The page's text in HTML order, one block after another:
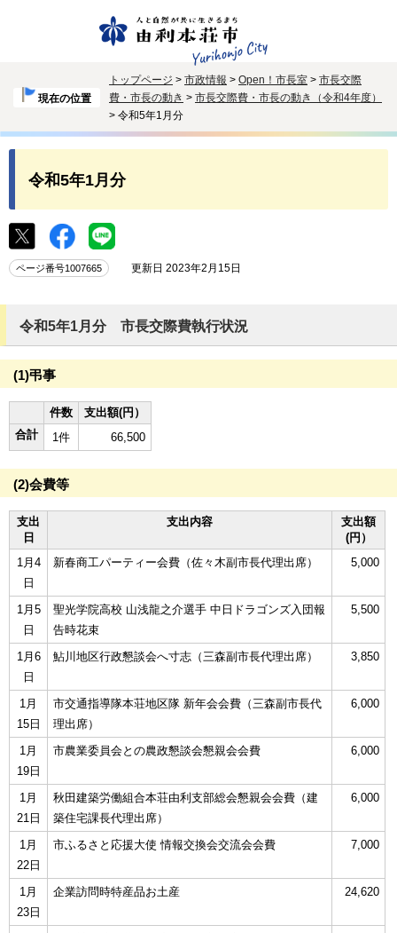
現在の位置
トップページ > 市政情報 > Open！市長室 > 市長交際
費・市長の動き > 市長交際費・市長の動き（令和4年度）
> 令和5年1月分
令和5年1月分
ページ番号1007665 更新日 2023年2月15日
令和5年1月分 市長交際費執行状況
(1)弔事
件数
支出額(円）
合計
1件 66,500
(2)会費等
支出
日
支出内容
支出額
(円）
1月4
日
新春商工パーティー会費（佐々木副市長代理出席） 5,000
1月5
日
聖光学院高校 山浅龍之介選手 中日ドラゴンズ入団報
告時花束
5,500
1月6
日
鮎川地区行政懇談会へ寸志（三森副市長代理出席） 3,850
1月
15日
市交通指導隊本荘地区隊 新年会会費（三森副市長代
理出席）
6,000
1月
19日
市農業委員会との農政懇談会懇親会会費 6,000
1月
21日
秋田建築労働組合本荘由利支部総会懇親会会費（建
築住宅課長代理出席）
6,000
1月
22日
市ふるさと応援大使 情報交換会交流会会費 7,000
1月
23日
企業訪問時特産品お土産 24,620